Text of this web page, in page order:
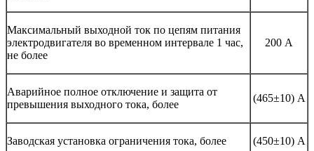
Максимальный выходной ток по цепям питания
электродвигателя во временном интервале 1 час,
не более
200 А
Аварийное полное отключение и защита от
превышения выходного тока, более
(465±10) А
Заводская установка ограничения тока, более (450±10) А